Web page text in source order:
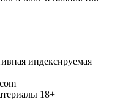
индексируемая
18+